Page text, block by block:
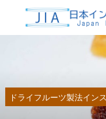
ドライフルーツ製法イン